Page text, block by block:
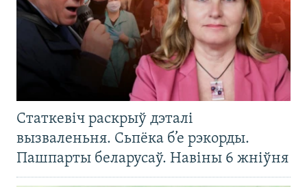
Статкевіч раскрыў дэталі
вызваленьня. Сьпёка б’е рэкорды.
Пашпарты беларусаў. Навіны 6 жніўня